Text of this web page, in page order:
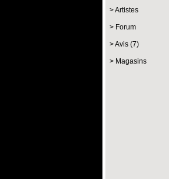
Artistes
Forum
Avis (7)
Magasins